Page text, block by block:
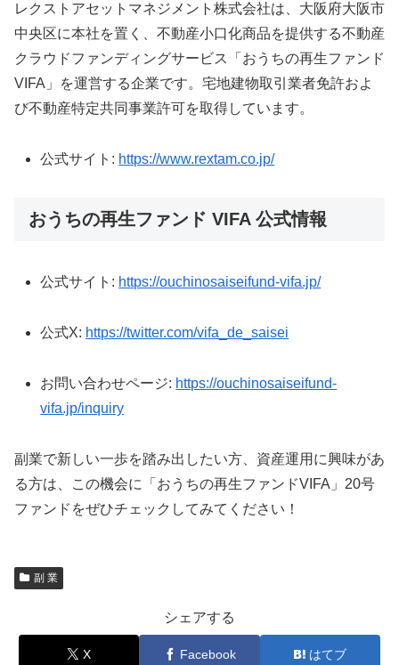
レクストアセットマネジメント株式会社は、大阪府大阪市
中央区に本社を置く、不動産小口化商品を提供する不動産
クラウドファンディングサービス「おうちの再生ファンド
VIFA」を運営する企業です。宅地建物取引業者免許およ
び不動産特定共同事業許可を取得しています。
公式サイト: https://www.rextam.co.jp/
おうちの再生ファンド VIFA 公式情報
公式サイト: https://ouchinosaiseifund-vifa.jp/
公式X: https://twitter.com/vifa_de_saisei
お問い合わせページ: https://ouchinosaiseifund-
vifa.jp/inquiry
副業で新しい一歩を踏み出したい方、資産運用に興味があ
る方は、この機会に「おうちの再生ファンドVIFA」20号
ファンドをぜひチェックしてみてください！
副 業
シェアする
X Facebook はてブ